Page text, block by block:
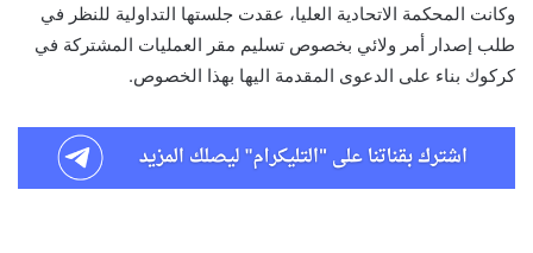
وكانت المحكمة الاتحادية العليا، عقدت جلستها التداولية للنظر في
طلب إصدار أمر ولائي بخصوص تسليم مقر العمليات المشتركة في
كركوك بناء على الدعوى المقدمة اليها بهذا الخصوص.